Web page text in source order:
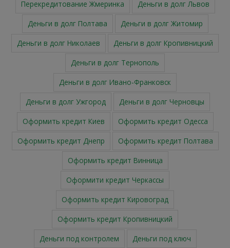
Перекредитование Жмеринка
Деньги в долг Львов
Деньги в долг Полтава
Деньги в долг Житомир
Деньги в долг Николаев
Деньги в долг Кропивницкий
Деньги в долг Тернополь
Деньги в долг Ивано-Франковск
Деньги в долг Ужгород
Деньги в долг Черновцы
Оформить кредит Киев
Оформить кредит Одесса
Оформить кредит Днепр
Оформить кредит Полтава
Оформить кредит Винница
Оформити кредит Черкасcы
Оформить кредит Кировоград
Оформить кредит Кропивницкий
Деньги под контролем
Деньги под ключ